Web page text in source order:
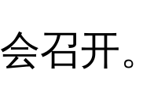
会召开